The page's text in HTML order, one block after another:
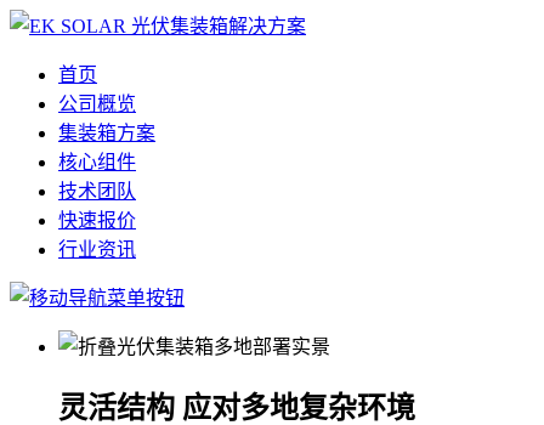
首页
公司概览
集装箱方案
核心组件
技术团队
快速报价
行业资讯
灵活结构 应对多地复杂环境